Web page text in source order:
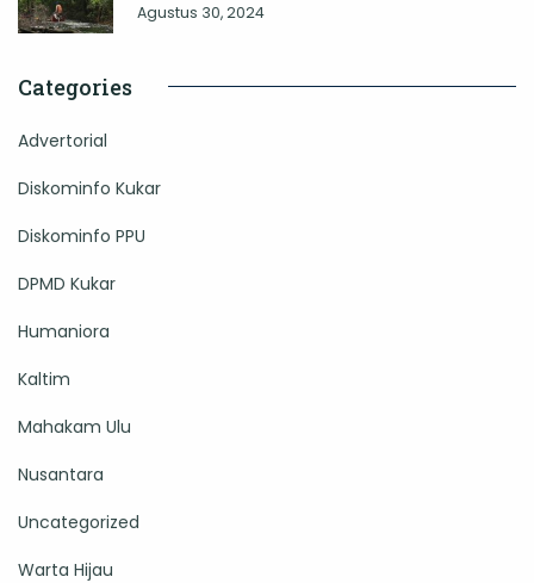
Agustus 30, 2024
Categories
Advertorial
Diskominfo Kukar
Diskominfo PPU
DPMD Kukar
Humaniora
Kaltim
Mahakam Ulu
Nusantara
Uncategorized
Warta Hijau